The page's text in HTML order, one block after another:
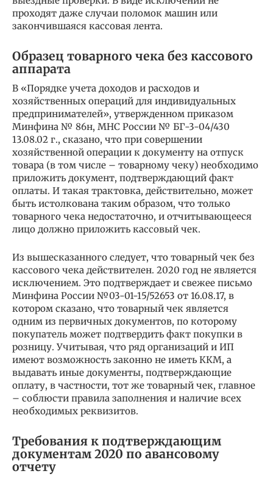
проходят даже случаи поломок машин или
закончившаяся кассовая лента.
Образец товарного чека без кассового
аппарата
В «Порядке учета доходов и расходов и
хозяйственных операций для индивидуальных
предпринимателей», утвержденном приказом
Минфина № 86н, МНС России № БГ-3-04/430
13.08.02 г., сказано, что при совершении
хозяйственной операции к документу на отпуск
товара (в том числе – товарному чеку) необходимо
приложить документ, подтверждающий факт
оплаты. И такая трактовка, действительно, может
быть истолкована таким образом, что только
товарного чека недостаточно, и отчитывающееся
лицо должно приложить кассовый чек.
Из вышесказанного следует, что товарный чек без
кассового чека действителен. 2020 год не является
исключением. Это подтверждает и свежее письмо
Минфина России №03-01-15/52653 от 16.08.17, в
котором сказано, что товарный чек является
одним из первичных документов, по которому
покупатель может подтвердить факт покупки в
розницу. Учитывая, что ряд организаций и ИП
имеют возможность законно не иметь ККМ, а
выдавать иные документы, подтверждающие
оплату, в частности, тот же товарный чек, главное
– соблюсти правила заполнения и наличие всех
необходимых реквизитов.
Требования к подтверждающим
документам 2020 по авансовому
отчету